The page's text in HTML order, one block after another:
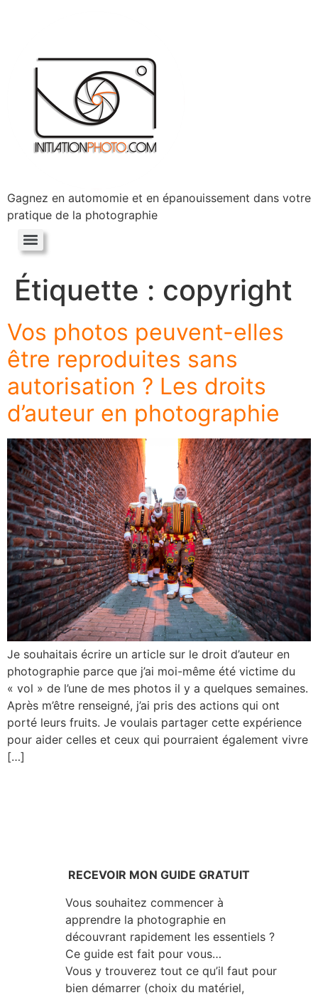
Gagnez en automomie et en épanouissement dans votre
pratique de la photographie
Étiquette : copyright
Vos photos peuvent-elles
être reproduites sans
autorisation ? Les droits
d’auteur en photographie
Je souhaitais écrire un article sur le droit d’auteur en
photographie parce que j’ai moi-même été victime du
« vol » de l’une de mes photos il y a quelques semaines.
Après m’être renseigné, j’ai pris des actions qui ont
porté leurs fruits. Je voulais partager cette expérience
pour aider celles et ceux qui pourraient également vivre
[…]
RECEVOIR MON GUIDE GRATUIT
Vous souhaitez commencer à
apprendre la photographie en
découvrant rapidement les essentiels ?
Ce guide est fait pour vous…
Vous y trouverez tout ce qu’il faut pour
bien démarrer (choix du matériel,